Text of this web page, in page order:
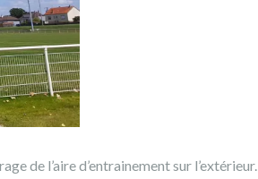
de l’aire d’entrainement sur l’extérieur.